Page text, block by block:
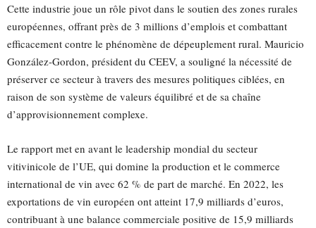
Cette industrie joue un rôle pivot dans le soutien des zones rurales
européennes, offrant près de 3 millions d’emplois et combattant
efficacement contre le phénomène de dépeuplement rural. Mauricio
González-Gordon, président du CEEV, a souligné la nécessité de
préserver ce secteur à travers des mesures politiques ciblées, en
raison de son système de valeurs équilibré et de sa chaîne
d’approvisionnement complexe.
Le rapport met en avant le leadership mondial du secteur
vitivinicole de l’UE, qui domine la production et le commerce
international de vin avec 62 % de part de marché. En 2022, les
exportations de vin européen ont atteint 17,9 milliards d’euros,
contribuant à une balance commerciale positive de 15,9 milliards